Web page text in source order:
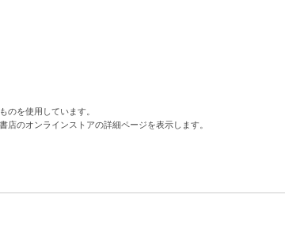
のを使用しています。
店のオンラインストアの詳細ページを表示します。